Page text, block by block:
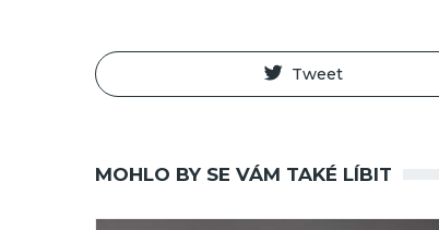
Tweet
MOHLO BY SE VÁM TAKÉ LÍBIT